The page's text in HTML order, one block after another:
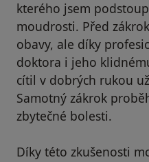
kterého jsem
moudrosti. Před
obavy, ale díky
doktora i jeho
cítil v dobrých rukou
Samotný zákrok
zbytečné bolesti.
Díky této zkušenosti